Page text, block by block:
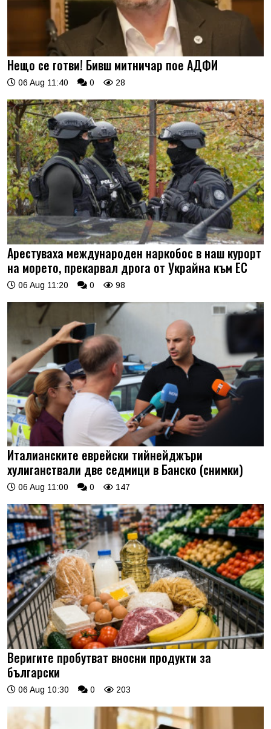
Нещо се готви! Бивш митничар пое АДФИ
06 Aug 11:40 0 28
Арестуваха международен наркобос в наш курорт
на морето, прекарвал дрога от Украйна към ЕС
06 Aug 11:20 0 98
Италианските еврейски тийнейджъри
хулиганствали две седмици в Банско (снимки)
06 Aug 11:00 0 147
Веригите пробутват вносни продукти за
български
06 Aug 10:30 0 203